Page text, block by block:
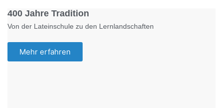
400 Jahre Tradition
Von der Lateinschule zu den Lernlandschaften
Mehr erfahren